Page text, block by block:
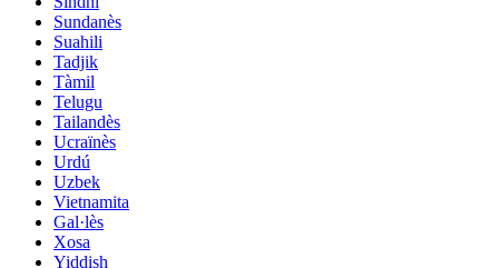
Sundanès
Suahili
Tadjik
Tàmil
Telugu
Tailandès
Ucraïnès
Urdú
Uzbek
Vietnamita
Gal·lès
Xosa
Yiddish